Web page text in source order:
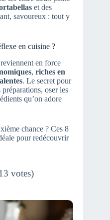
et des
savoureux : tout y
en cuisine ?
en force
, riches en
. Le secret pour
oser les
qu’on adore
chance ? Ces 8
pour redécouvrir
votes)